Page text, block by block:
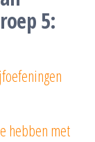
5:
hebben met